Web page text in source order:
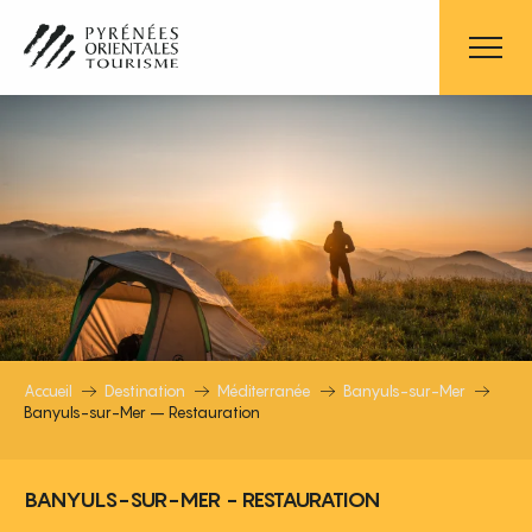
contenu
principal
Accueil Destination Méditerranée
Banyuls-sur-Mer
Banyuls-sur-Mer – Restauration
BANYULS-SUR-MER - RESTAURATION
BANYULS-SUR-MER –